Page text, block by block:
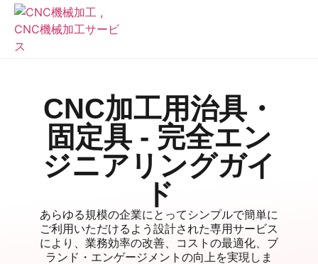
CNC加工用治具・
固定具 - 完全エン
ジニアリングガイ
ド
あらゆる規模の企業にとってシンプルで簡単に
ご利用いただけるよう設計された専用サービス
により、業務効率の改善、コストの最適化、ブ
ランド・エンゲージメントの向上を実現しま